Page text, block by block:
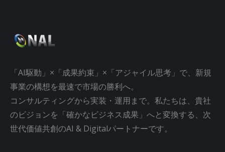
「AI駆動」×「成果約束」×「アジャイル思考」で、新規
事業の構想を最速で市場の勝利へ。
コンサルティングから実装・運用まで。私たちは、貴社
のビジョンを「確かなビジネス成果」へと変換する、次
世代価値共創のAI & Digitalパートナーです。